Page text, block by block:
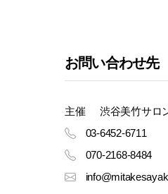
お問い合わせ先
主催
渋谷美竹サロ
03-6452-6711
070-2168-8484